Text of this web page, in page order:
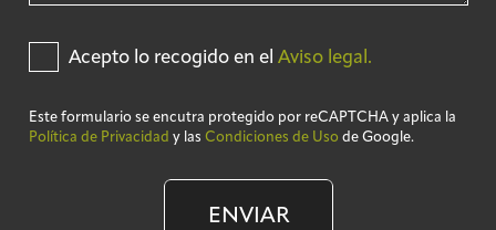
Acepto lo recogido en el Aviso legal.
Este formulario se encutra protegido por reCAPTCHA y aplica la
Política de Privacidad y las Condiciones de Uso de Google.
ENVIAR